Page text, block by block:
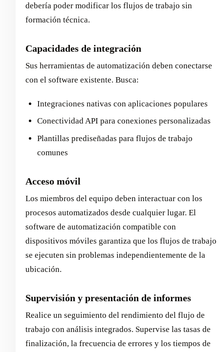
debería poder modificar los flujos de trabajo sin
formación técnica.
Capacidades de integración
Sus herramientas de automatización deben conectarse
con el software existente. Busca:
Integraciones nativas con aplicaciones populares
Conectividad API para conexiones personalizadas
Plantillas prediseñadas para flujos de trabajo
comunes
Acceso móvil
Los miembros del equipo deben interactuar con los
procesos automatizados desde cualquier lugar. El
software de automatización compatible con
dispositivos móviles garantiza que los flujos de trabajo
se ejecuten sin problemas independientemente de la
ubicación.
Supervisión y presentación de informes
Realice un seguimiento del rendimiento del flujo de
trabajo con análisis integrados. Supervise las tasas de
finalización, la frecuencia de errores y los tiempos de